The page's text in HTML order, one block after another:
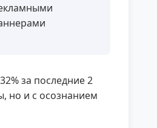
за последние 2
но и с осознанием